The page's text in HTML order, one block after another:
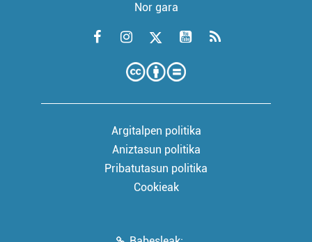
Nor gara
Argitalpen politika
Aniztasun politika
Pribatutasun politika
Cookieak